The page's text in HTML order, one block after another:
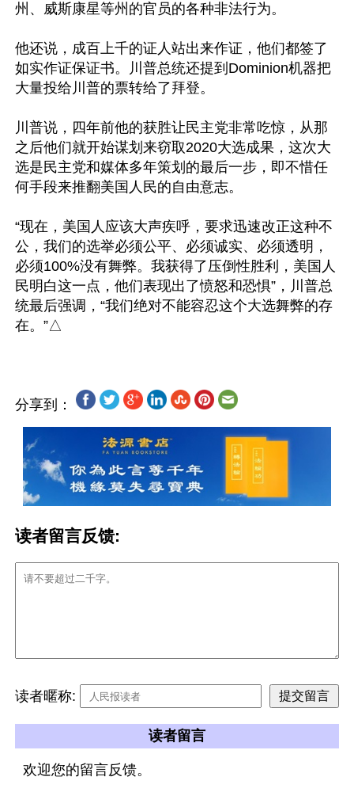
州、威斯康星等州的官员的各种非法行为。
他还说，成百上千的证人站出来作证，他们都签了
如实作证保证书。川普总统还提到Dominion机器把
大量投给川普的票转给了拜登。
川普说，四年前他的获胜让民主党非常吃惊，从那
之后他们就开始谋划来窃取2020大选成果，这次大
选是民主党和媒体多年策划的最后一步，即不惜任
何手段来推翻美国人民的自由意志。
“现在，美国人应该大声疾呼，要求迅速改正这种不
公，我们的选举必须公平、必须诚实、必须透明，
必须100%没有舞弊。我获得了压倒性胜利，美国人
民明白这一点，他们表现出了愤怒和恐惧”，川普总
统最后强调，“我们绝对不能容忍这个大选舞弊的存
分享到：
读者留言反馈:
读者暱称:
读者留言
欢迎您的留言反馈。